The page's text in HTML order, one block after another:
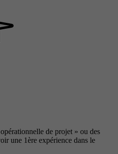
de projet » ou des
une 1ère expérience dans le